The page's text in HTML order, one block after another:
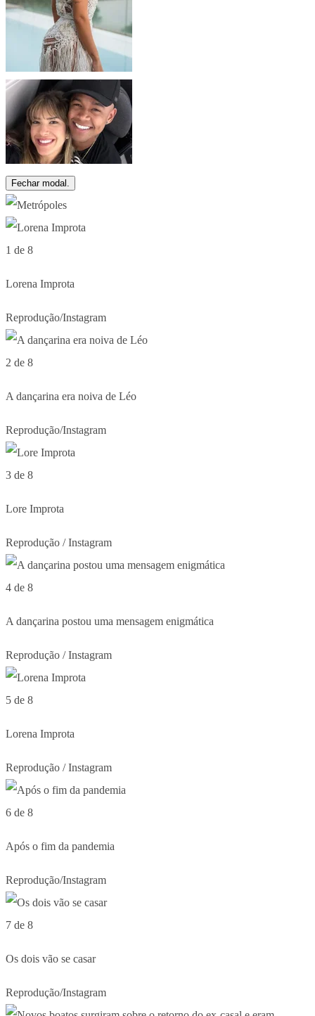
Fechar modal.
1 de 8
Lorena Improta
Reprodução/Instagram
2 de 8
A dançarina era noiva de Léo
Reprodução/Instagram
3 de 8
Lore Improta
Reprodução / Instagram
4 de 8
A dançarina postou uma mensagem enigmática
Reprodução / Instagram
5 de 8
Lorena Improta
Reprodução / Instagram
6 de 8
Após o fim da pandemia
Reprodução/Instagram
7 de 8
Os dois vão se casar
Reprodução/Instagram